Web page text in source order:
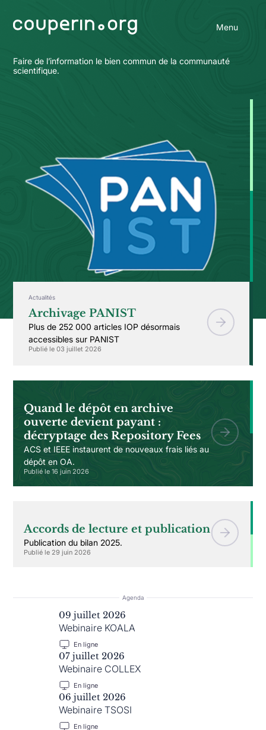
Menu
Faire de l’information le bien commun de la communauté
scientifique.
Actualités
Archivage PANIST
Plus de 252 000 articles IOP désormais
accessibles sur PANIST
Publié le 03 juillet 2026
Accords de lecture et publication
Publication du bilan 2025.
Publié le 29 juin 2026
Quand le dépôt en archive
ouverte devient payant :
décryptage des Repository Fees
ACS et IEEE instaurent de nouveaux frais liés au
dépôt en OA.
Publié le 16 juin 2026
Agenda
09 juillet 2026
Webinaire KOALA
En ligne
07 juillet 2026
Webinaire COLLEX
En ligne
06 juillet 2026
Webinaire TSOSI
En ligne